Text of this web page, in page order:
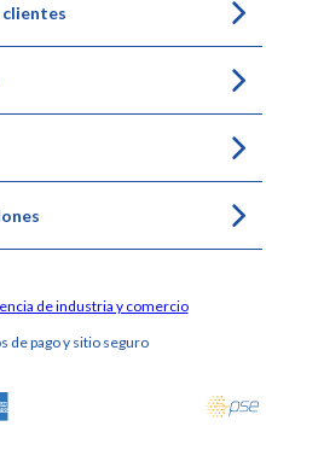
clientes
de industria y comercio
de pago y sitio seguro